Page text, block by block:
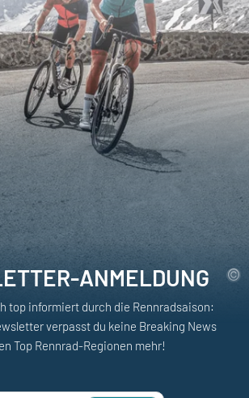
ANMELDUNG
top informiert durch die Rennradsaison:
verpasst du keine Breaking News
Top Rennrad-Regionen mehr!